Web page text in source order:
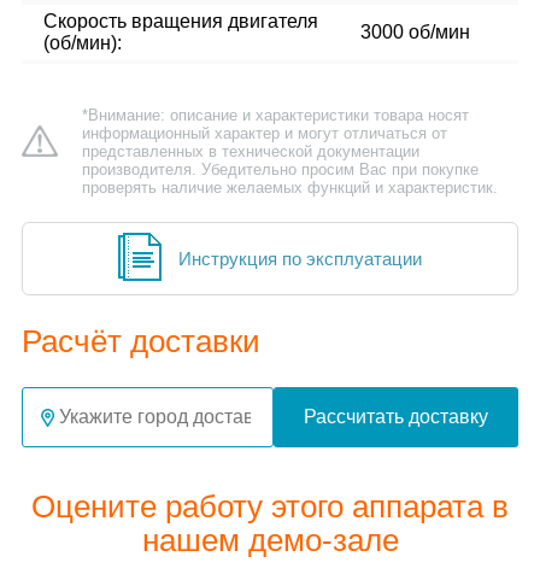
Скорость вращения двигателя
(об/мин):
3000 об/мин
*Внимание: описание и характеристики товара носят
информационный характер и могут отличаться от
представленных в технической документации
производителя. Убедительно просим Вас при покупке
проверять наличие желаемых функций и характеристик.
Инструкция по эксплуатации
Расчёт доставки
Рассчитать доставку
Оцените работу этого аппарата в
нашем демо-зале